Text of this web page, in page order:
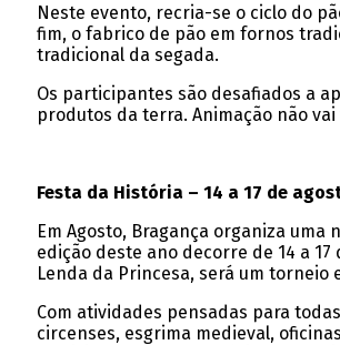
Neste evento, recria-se o ciclo do
fim, o fabrico de pão em fornos
tradicional da segada.
Os participantes são desafiados a
produtos da terra. Animação não
Festa da História – 14 a 17 de
Em Agosto, Bragança organiza
edição deste ano decorre de 14 a
Lenda da Princesa, será um torneio
Com atividades pensadas para
circenses, esgrima medieval,